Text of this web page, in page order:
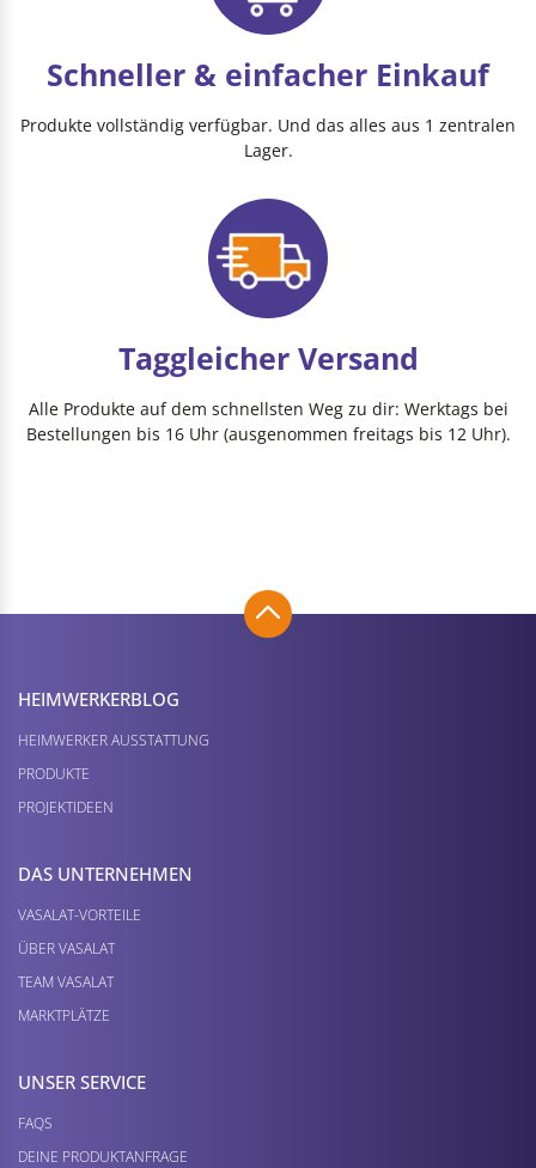
Schneller & einfacher Einkauf
Produkte vollständig verfügbar. Und das alles aus 1 zentralen
Lager.
Taggleicher Versand
Alle Produkte auf dem schnellsten Weg zu dir: Werktags bei
Bestellungen bis 16 Uhr (ausgenommen freitags bis 12 Uhr).
HEIMWERKER­BLOG
HEIMWERKER AUSSTATTUNG
PRODUKTE
PROJEKTIDEEN
DAS UNTERNEHMEN
VASALAT-VORTEILE
ÜBER VASALAT
TEAM VASALAT
MARKTPLÄTZE
UNSER SERVICE
FAQS
DEINE PRODUKTANFRAGE